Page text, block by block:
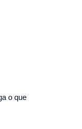
o que